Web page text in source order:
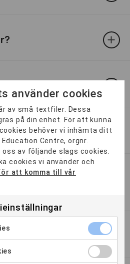
svenska?
utomlands och
använder cookies
av små textfiler. Dessa
på din enhet. För att kunna
behöver vi inhämta ditt
Centre, orgnr.
av följande slags cookies.
cookies vi använder och
att komma till vår